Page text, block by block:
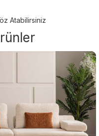
Atabilirsiniz